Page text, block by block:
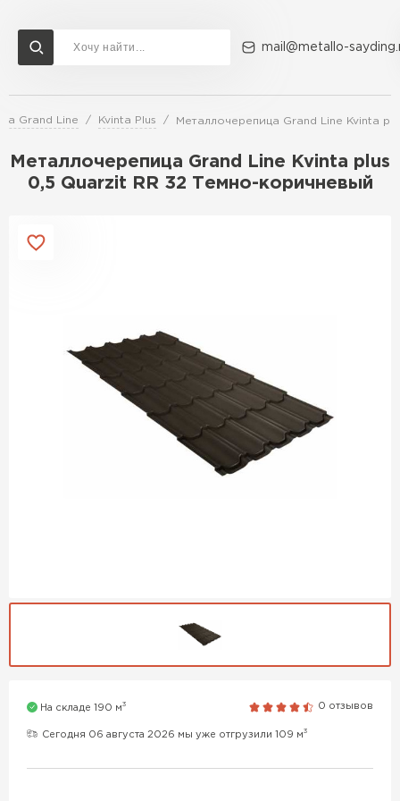
mail@metallo-
Grand Line Kvinta Plus Металлочерепица Grand Line Kvinta
Металлочерепица Grand Line Kvinta plus
0,5 Quarzit RR 32 Темно-коричневый
На складе 190 м3 0 отзывов
Сегодня 06 августа 2026 мы уже отгрузили 109 м3
Доставка и оплата Акции О компании Контакты
Перейти в каталог